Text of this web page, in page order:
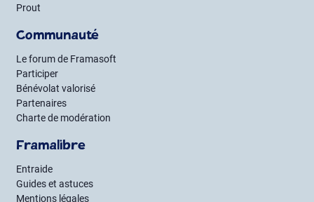
Prout
Communauté
Le forum de Framasoft
Participer
Bénévolat valorisé
Partenaires
Charte de modération
Framalibre
Entraide
Guides et astuces
Mentions légales